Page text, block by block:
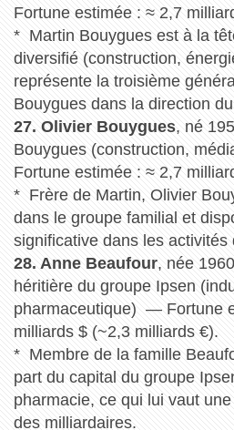
Fortune estimée : ≈ 2,7
* Martin Bouygues est à la
diversifié (construction,
représente la troisième
Bouygues dans la direction
27. Olivier Bouygues, né
Bouygues (construction,
Fortune estimée : ≈ 2,7
* Frère de Martin, Olivier
dans le groupe familial et
significative dans les activités
28. Anne Beaufour, née
héritière du groupe Ipsen
pharmaceutique) — Fortune
milliards $ (~2,3 milliards €).
* Membre de la famille
part du capital du groupe
pharmacie, ce qui lui vaut
des milliardaires.